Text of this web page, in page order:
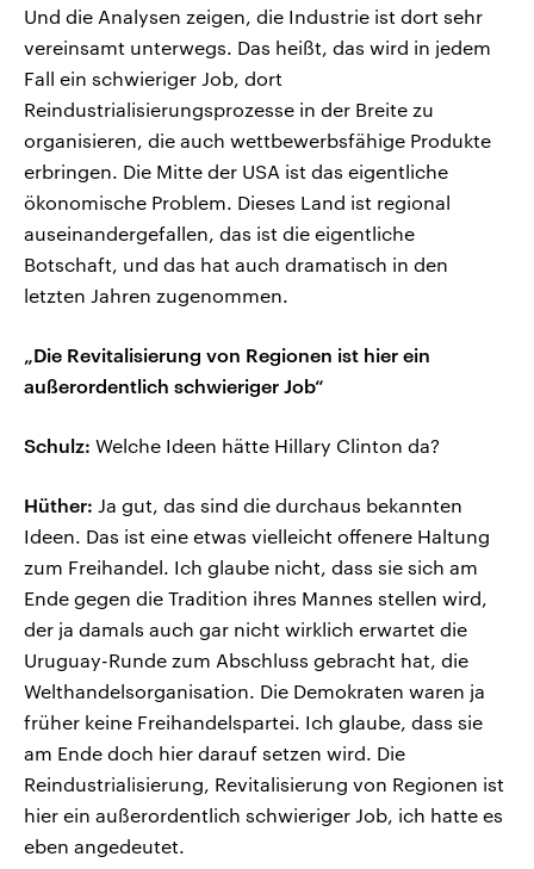
Und die Analysen zeigen, die Industrie ist dort sehr
vereinsamt unterwegs. Das heißt, das wird in jedem
Fall ein schwieriger Job, dort
Reindustrialisierungsprozesse in der Breite zu
organisieren, die auch wettbewerbsfähige Produkte
erbringen. Die Mitte der USA ist das eigentliche
ökonomische Problem. Dieses Land ist regional
auseinandergefallen, das ist die eigentliche
Botschaft, und das hat auch dramatisch in den
letzten Jahren zugenommen.
„Die Revitalisierung von Regionen ist hier ein
außerordentlich schwieriger Job“
Schulz: Welche Ideen hätte Hillary Clinton da?
Hüther: Ja gut, das sind die durchaus bekannten
Ideen. Das ist eine etwas vielleicht offenere Haltung
zum Freihandel. Ich glaube nicht, dass sie sich am
Ende gegen die Tradition ihres Mannes stellen wird,
der ja damals auch gar nicht wirklich erwartet die
Uruguay-Runde zum Abschluss gebracht hat, die
Welthandelsorganisation. Die Demokraten waren ja
früher keine Freihandelspartei. Ich glaube, dass sie
am Ende doch hier darauf setzen wird. Die
Reindustrialisierung, Revitalisierung von Regionen ist
hier ein außerordentlich schwieriger Job, ich hatte es
eben angedeutet.